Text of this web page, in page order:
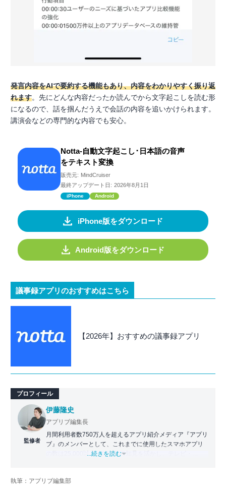
発言内容をAIで要約する機能もあり、内容をわかりやすく振り返
れます。先にどんな内容だったか読んでから文字起こしを読む形
になるので、話を掴んだうえで会話の内容を追いかけられます。
講演会などの専門的な内容でも安心。
Notta-自動文字起こし･日本語の音声
をテキスト変換
販売元: MindCruiser
最終アップデート日: 2026年8月1日
iPhone Android
iPhone版をダウンロード
Android版をダウンロード
議事録アプリのおすすめはこちら
【2026年】おすすめの議事録アプリ
プロフィール
監修者
伊藤隆史
アプリブ編集長
月間利用者数750万人を超えるアプリ紹介メディア『アプリ
ブ』のメンバーとして、これまでに使用したスマホアプリ
の数は25,000以上。アプリの知見を活かし、テレビ・
化アプリの紹介）、TBS『サタプラ』（スマホライフが変
...続きを読む
執筆：アプリブ編集部